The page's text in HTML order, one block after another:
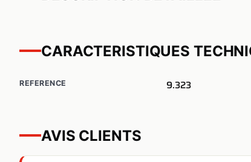
CARACTERISTIQUES
REFERENCE 9.323
AVIS CLIENTS